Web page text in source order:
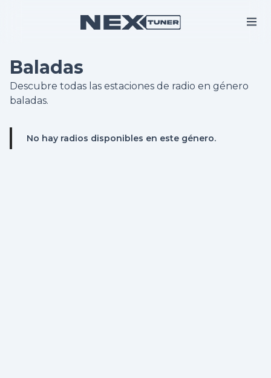
Baladas
Descubre todas las estaciones de radio en género
baladas.
No hay radios disponibles en este género.